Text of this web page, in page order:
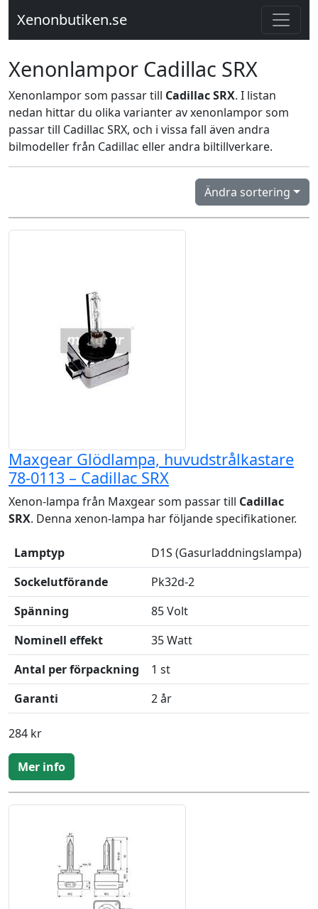
Xenonbutiken.se
Xenonlampor Cadillac SRX
Xenonlampor som passar till Cadillac SRX. I listan
nedan hittar du olika varianter av xenonlampor som
passar till Cadillac SRX, och i vissa fall även andra
bilmodeller från Cadillac eller andra biltillverkare.
Ändra sortering
Maxgear Glödlampa, huvudstrålkastare
78-0113 – Cadillac SRX
Xenon-lampa från Maxgear som passar till Cadillac
SRX. Denna xenon-lampa har följande specifikationer.
Lamptyp
D1S (Gasurladdningslampa)
Sockelutförande
Pk32d-2
Spänning
85 Volt
Nominell effekt
35 Watt
Antal per förpackning
1 st
Garanti
2 år
284 kr
Mer info